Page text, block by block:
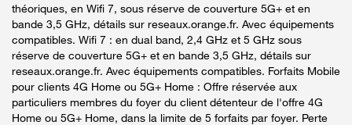
théoriques, en Wifi 7, sous réserve de couverture 5G+ et en
bande 3,5 GHz, détails sur reseaux.orange.fr. Avec équipements
compatibles. Wifi 7 : en dual band, 2,4 GHz et 5 GHz sous
réserve de couverture 5G+ et en bande 3,5 GHz, détails sur
reseaux.orange.fr. Avec équipements compatibles. Forfaits Mobile
pour clients 4G Home ou 5G+ Home : Offre réservée aux
particuliers membres du foyer du client détenteur de l'offre 4G
Home ou 5G+ Home, dans la limite de 5 forfaits par foyer. Perte